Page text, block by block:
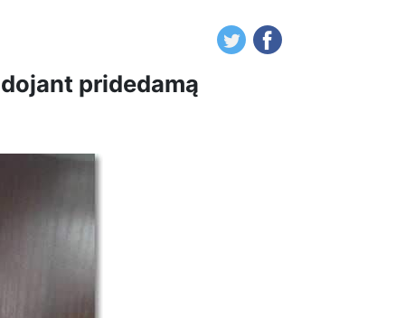
pridedamą